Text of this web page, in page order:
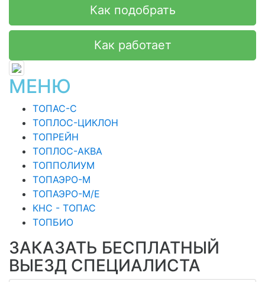
Как подобрать
Как работает
МЕНЮ
ТОПАС-С
ТОПЛОС-ЦИКЛОН
ТОПРЕЙН
ТОПЛОС-АКВА
ТОППОЛИУМ
ТОПАЭРО-М
ТОПАЭРО-М/Е
КНС - ТОПАС
ТОПБИО
ЗАКАЗАТЬ БЕСПЛАТНЫЙ
ВЫЕЗД СПЕЦИАЛИСТА